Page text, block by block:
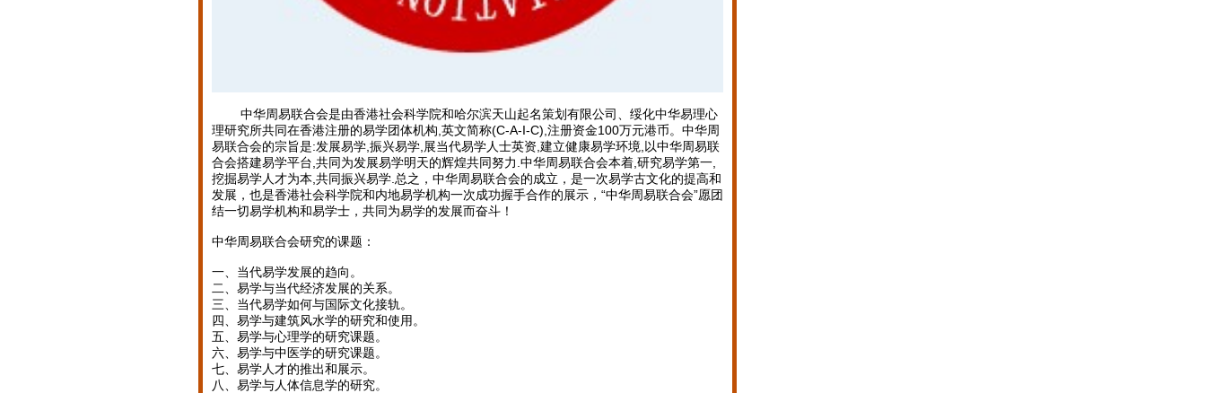
中华周易联合会是由香港社会科学院和哈尔滨天山起名策划有限公司、绥化中华易理心
理研究所共同在香港注册的易学团体机构,英文简称(C-A-I-C),注册资金100万元港币。中华周
易联合会的宗旨是:发展易学,振兴易学,展当代易学人士英资,建立健康易学环境,以中华周易联
合会搭建易学平台,共同为发展易学明天的辉煌共同努力.中华周易联合会本着,研究易学第一,
挖掘易学人才为本,共同振兴易学.总之，中华周易联合会的成立，是一次易学古文化的提高和
发展，也是香港社会科学院和内地易学机构一次成功握手合作的展示，“中华周易联合会”愿团
结一切易学机构和易学士，共同为易学的发展而奋斗！
中华周易联合会研究的课题：
一、当代易学发展的趋向。
二、易学与当代经济发展的关系。
三、当代易学如何与国际文化接轨。
四、易学与建筑风水学的研究和使用。
五、易学与心理学的研究课题。
六、易学与中医学的研究课题。
七、易学人才的推出和展示。
八、易学与人体信息学的研究。